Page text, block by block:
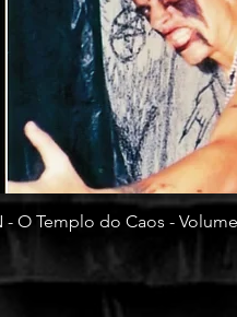
- O Templo do Caos -